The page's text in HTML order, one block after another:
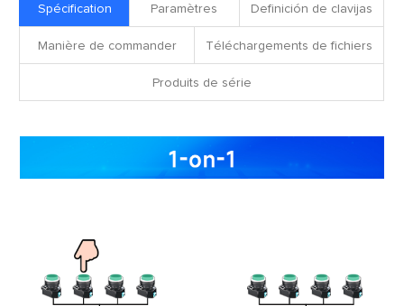
Spécification Paramètres Definición de clavijas
Manière de commander Téléchargements de fichiers
Produits de série